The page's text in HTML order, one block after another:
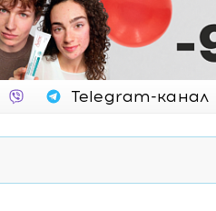
Telegram-канал